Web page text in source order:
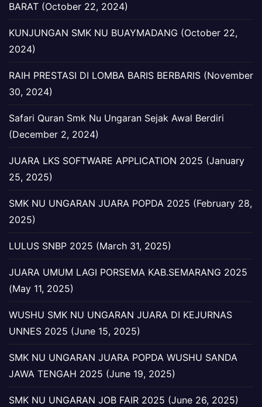
BARAT (October 22, 2024)
KUNJUNGAN SMK NU BUAYMADANG (October 22,
2024)
RAIH PRESTASI DI LOMBA BARIS BERBARIS (November
30, 2024)
Safari Quran Smk Nu Ungaran Sejak Awal Berdiri
(December 2, 2024)
JUARA LKS SOFTWARE APPLICATION 2025 (January
25, 2025)
SMK NU UNGARAN JUARA POPDA 2025 (February 28,
2025)
LULUS SNBP 2025 (March 31, 2025)
JUARA UMUM LAGI PORSEMA KAB.SEMARANG 2025
(May 11, 2025)
WUSHU SMK NU UNGARAN JUARA DI KEJURNAS
UNNES 2025 (June 15, 2025)
SMK NU UNGARAN JUARA POPDA WUSHU SANDA
JAWA TENGAH 2025 (June 19, 2025)
SMK NU UNGARAN JOB FAIR 2025 (June 26, 2025)